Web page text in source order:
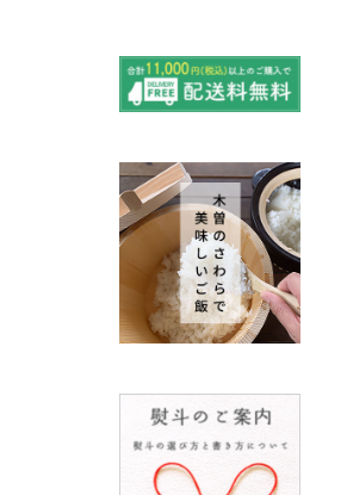
秋
よくある質問〈ほうき
全般〉
NEW
方
棕櫚箒と江戸箒の違い NEW
江戸箒の特徴 NEW
棕櫚箒の特徴 NEW
箒で見直す暮らしの基
準
NEW
ノスタルジックな肥前びーど
SUSgalleryと過ごす至福の時